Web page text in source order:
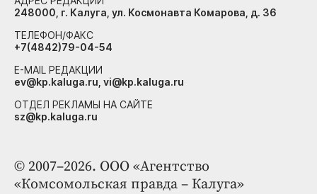
© 2007–2026. ООО «Агентство
«Комсомольская правда – Калуга»
248000, г. Калуга, ул. Космонавта Комарова, д. 36
ТЕЛЕФОН/ФАКС
+7(4842)79-04-54
E-MAIL РЕДАКЦИИ
ev@kp.kaluga.ru, vi@kp.kaluga.ru
ОТДЕЛ РЕКЛАМЫ НА САЙТЕ
sz@kp.kaluga.ru